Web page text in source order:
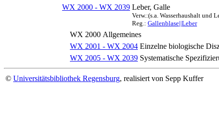
WX 2000 - WX 2039 Leber, Galle
Verw.:(s.a. Wasserhaushalt und
Reg.: Gallenblase||Leber
WX 2000 Allgemeines
WX 2001 - WX 2004 Einzelne biologische
WX 2005 - WX 2039 Systematische
© Universitätsbibliothek Regensburg, realisiert von Sepp Kuffer